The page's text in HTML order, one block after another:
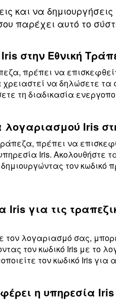
να δημιουργήσεις
παρέχει αυτό το
στην Εθνική
πρέπει να
να δηλώσετε τα
τη διαδικασία
λογαριασμού Iris
πρέπει να
Iris. Ακολουθήστε
τον κωδικό
για τις
τον λογαριασμό σας,
τον κωδικό Iris με το
τον κωδικό Iris
η υπηρεσία Iris